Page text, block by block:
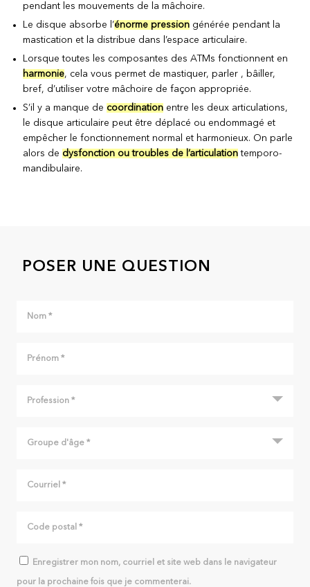
pendant les mouvements de la mâchoire.
Le disque absorbe l’énorme pression générée pendant la
mastication et la distribue dans l’espace articulaire.
Lorsque toutes les composantes des ATMs fonctionnent en
harmonie, cela vous permet de mastiquer, parler , bâiller,
bref, d’utiliser votre mâchoire de façon appropriée.
S’il y a manque de coordination entre les deux articulations,
le disque articulaire peut être déplacé ou endommagé et
empêcher le fonctionnement normal et harmonieux. On parle
alors de dysfonction ou troubles de l’articulation temporo-
mandibulaire.
POSER UNE QUESTION
Enregistrer mon nom, courriel et site web dans le navigateur
pour la prochaine fois que je commenterai.